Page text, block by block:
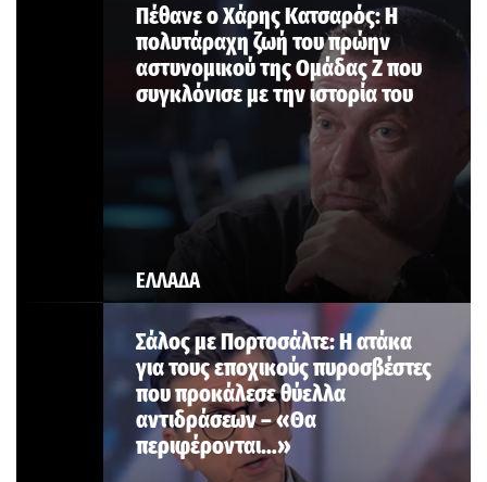
ΕΛΛΑΔΑ
Πέθανε ο Χάρης Κατσαρός: Η
πολυτάραχη ζωή του πρώην
αστυνομικού της Ομάδας Ζ που
συγκλόνισε με την ιστορία του
Σάλος με Πορτοσάλτε: Η ατάκα
για τους εποχικούς πυροσβέστες
που προκάλεσε θύελλα
αντιδράσεων – «Θα
περιφέρονται…»